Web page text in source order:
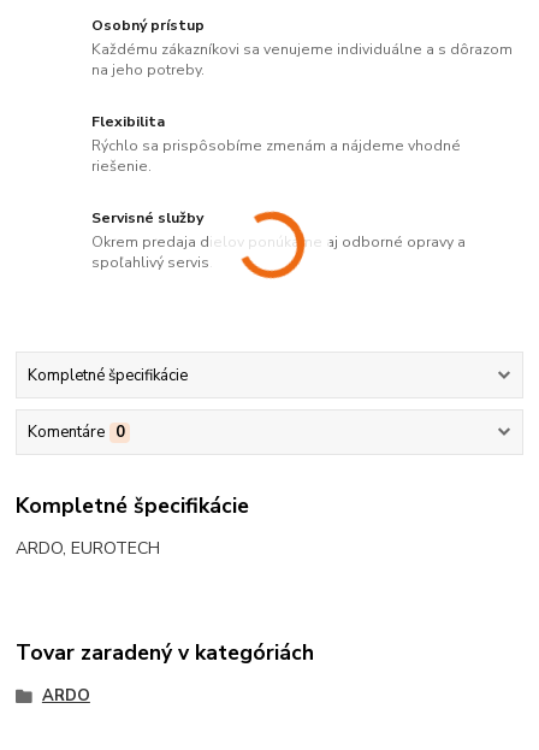
Osobný prístup
Každému zákazníkovi sa venujeme individuálne a s dôrazom
na jeho potreby.
Flexibilita
Rýchlo sa prispôsobíme zmenám a nájdeme vhodné
riešenie.
Servisné služby
Okrem predaja dielov ponúkame aj odborné opravy a
spoľahlivý servis.
Kompletné špecifikácie
Komentáre 0
Kompletné špecifikácie
ARDO, EUROTECH
Tovar zaradený v kategóriách
ARDO